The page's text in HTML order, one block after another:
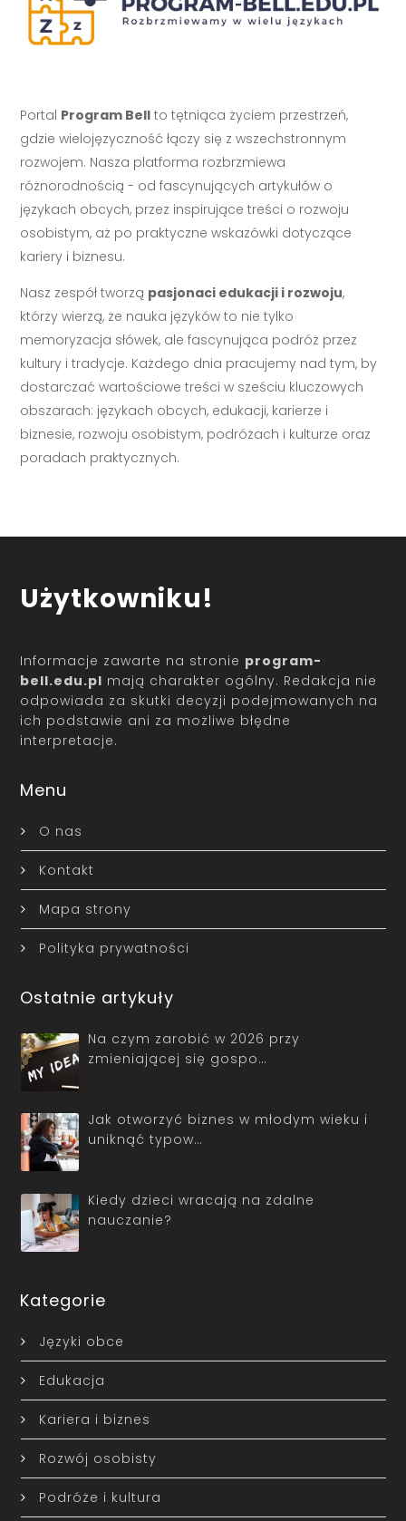
Portal Program Bell to tętniąca życiem przestrzeń,
gdzie wielojęzyczność łączy się z wszechstronnym
rozwojem. Nasza platforma rozbrzmiewa
różnorodnością - od fascynujących artykułów o
językach obcych, przez inspirujące treści o rozwoju
osobistym, aż po praktyczne wskazówki dotyczące
kariery i biznesu.
Nasz zespół tworzą pasjonaci edukacji i rozwoju,
którzy wierzą, że nauka języków to nie tylko
memoryzacja słówek, ale fascynująca podróż przez
kultury i tradycje. Każdego dnia pracujemy nad tym, by
dostarczać wartościowe treści w sześciu kluczowych
obszarach: językach obcych, edukacji, karierze i
biznesie, rozwoju osobistym, podróżach i kulturze oraz
poradach praktycznych.
Użytkowniku!
Informacje zawarte na stronie program-
bell.edu.pl mają charakter ogólny. Redakcja nie
odpowiada za skutki decyzji podejmowanych na
ich podstawie ani za możliwe błędne
interpretacje.
Menu
O nas
Kontakt
Mapa strony
Polityka prywatności
Ostatnie artykuły
Na czym zarobić w 2026 przy
zmieniającej się gospo…
Jak otworzyć biznes w młodym wieku i
uniknąć typow…
Kiedy dzieci wracają na zdalne
nauczanie?
Kategorie
Języki obce
Edukacja
Kariera i biznes
Rozwój osobisty
Podróże i kultura